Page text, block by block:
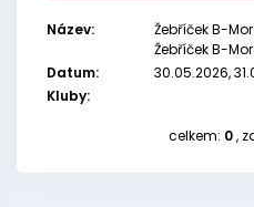
Název:
Žebříček B-
Žebříček B-
Datum:
30.05.2026,
Kluby:
celkem: 0,